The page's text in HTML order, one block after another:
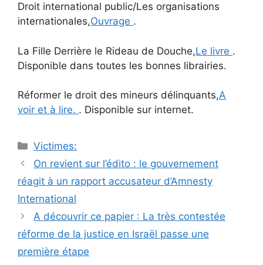
Droit international public/Les organisations
internationales,Ouvrage .
La Fille Derrière le Rideau de Douche,Le livre .
Disponible dans toutes les bonnes librairies.
Réformer le droit des mineurs délinquants,A
voir et à lire. . Disponible sur internet.
Catégories
Victimes:
Navigation
des
articles
On revient sur l’édito : le gouvernement
réagit à un rapport accusateur d’Amnesty
International
A découvrir ce papier : La très contestée
réforme de la justice en Israël passe une
première étape